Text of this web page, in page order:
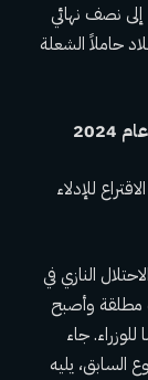
نصف نهائي
حاملاً الشعلة
الاقتراع للإدلاء
النازي في
مطلقة وأصبح
رئيسًا للوزراء. جاء
السابق، يليه